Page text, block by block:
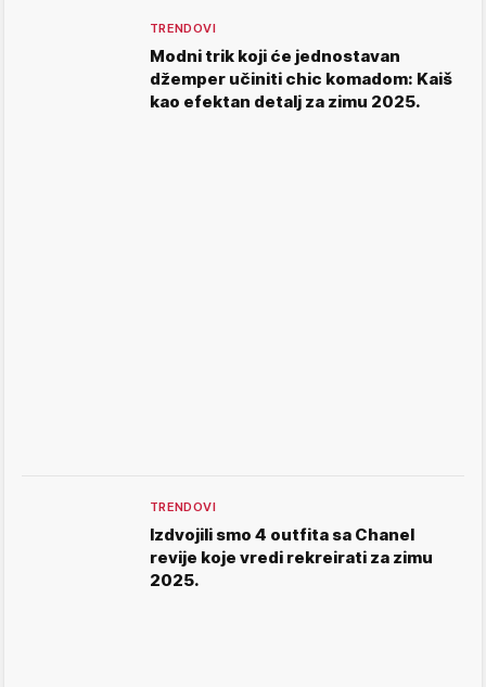
TRENDOVI
Modni trik koji će jednostavan
džemper učiniti chic komadom: Kaiš
kao efektan detalj za zimu 2025.
TRENDOVI
Izdvojili smo 4 outfita sa Chanel
revije koje vredi rekreirati za zimu
2025.